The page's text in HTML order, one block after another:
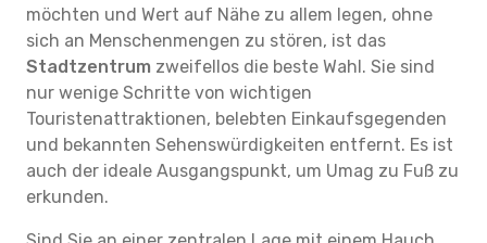
möchten und Wert auf Nähe zu allem legen, ohne
sich an Menschenmengen zu stören, ist das
Stadtzentrum zweifellos die beste Wahl. Sie sind
nur wenige Schritte von wichtigen
Touristenattraktionen, belebten Einkaufsgegenden
und bekannten Sehenswürdigkeiten entfernt. Es ist
auch der ideale Ausgangspunkt, um Umag zu Fuß zu
erkunden.